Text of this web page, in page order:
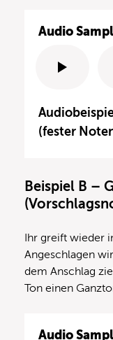
Audio
(fester
Beispiel B –
Ihr greift wieder
Angeschlagen
dem Anschlag
Ton einen
Audio